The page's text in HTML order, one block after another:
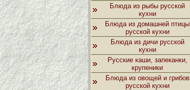
Блюда из рыбы русской
кухни
Блюда из домашней птицы
русской кухни
Блюда из дичи русской
кухни
Русские каши, запеканки,
крупеники
Блюда из овощей и грибов
русской кухни